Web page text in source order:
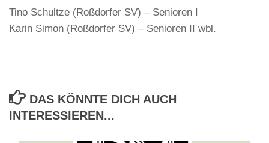
Tino Schultze (Roßdorfer SV) – Senioren I
Karin Simon (Roßdorfer SV) – Senioren II wbl.
DAS KÖNNTE DICH AUCH
INTERESSIEREN...